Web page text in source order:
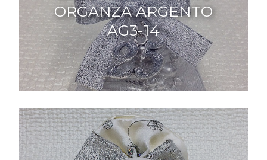
ORGANZA ARGENTO
AG3-14